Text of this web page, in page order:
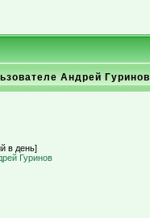
Андрей Гуринов
в день]
Гуринов